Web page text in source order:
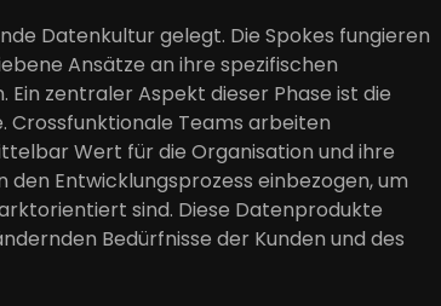
Datenkultur gelegt. Die Spokes fungieren
Ansätze an ihre spezifischen
zentraler Aspekt dieser Phase ist die
Teams arbeiten
Wert für die Organisation und ihre
den Entwicklungsprozess einbezogen, um
sind. Diese Datenprodukte
Bedürfnisse der Kunden und des